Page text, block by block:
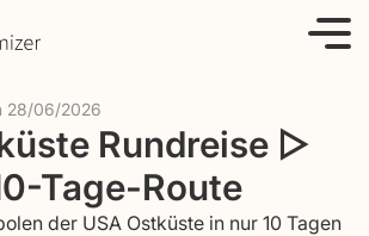
28/06/2026
Rundreise ▷
Tage-Route
der USA Ostküste in nur 10 Tagen